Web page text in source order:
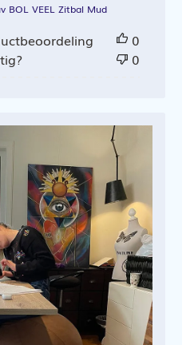
BOL VEEL Zitbal Mud
0
0